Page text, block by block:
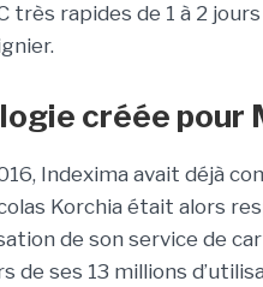
très rapides de 1 à 2
créée pour
Indexima avait déjà
Korchia était alors
de son service de
de ses 13 millions